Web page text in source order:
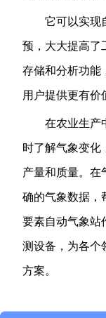
它可以实现
预，大大提高了
存储和分析功能
用户提供更有价
在农业生产
时了解气象变化
产量和质量。在
确的气象数据，
要素自动气象站
测设备，为各个
方案。